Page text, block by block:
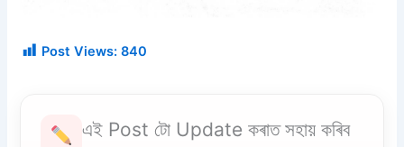
Post Views: 840
এই Post টো Update কৰাত সহায় কৰিব